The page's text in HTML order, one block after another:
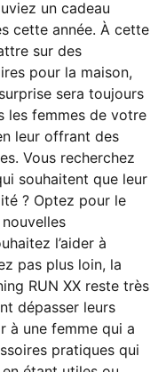
un cadeau
cette année. À cette
sur des
pour la maison,
sera toujours
les femmes de votre
leur offrant des
Vous recherchez
souhaitent que leur
? Optez pour le
l’aider à
pas plus loin, la
RUN XX reste très
dépasser leurs
à une femme qui a
pratiques qui